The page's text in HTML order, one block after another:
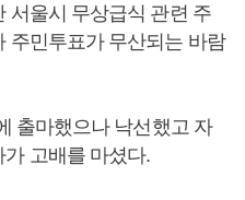
서울시 무상급식 관련 주
주민투표가 무산되는 바람
출마했으나 낙선했고 자
고배를 마셨다.